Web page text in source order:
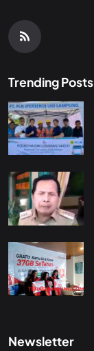
Trending Posts
Newsletter